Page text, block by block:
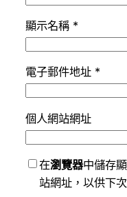
顯示名稱 *
電子郵件地址 *
個人網站網址
在瀏覽器中儲存
站網址，以供下